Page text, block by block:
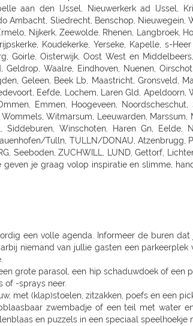
een volle agenda. Informeer de buren
niemand van jullie gasten een
grote parasol, een hip schaduwdoek of
of -sprays neer.
met (klap)stoelen, zitzakken, poefs en een
zwembadje of een teil met water
en puzzels in een speciaal speelhoekje